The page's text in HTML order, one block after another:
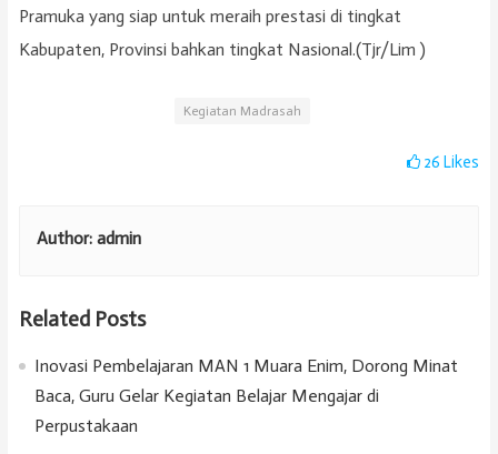
Pramuka yang siap untuk meraih prestasi di tingkat
Kabupaten, Provinsi bahkan tingkat Nasional.(Tjr/Lim )
Kegiatan Madrasah
26Likes
Author: admin
Related Posts
Inovasi Pembelajaran MAN 1 Muara Enim, Dorong Minat
Baca, Guru Gelar Kegiatan Belajar Mengajar di
Perpustakaan